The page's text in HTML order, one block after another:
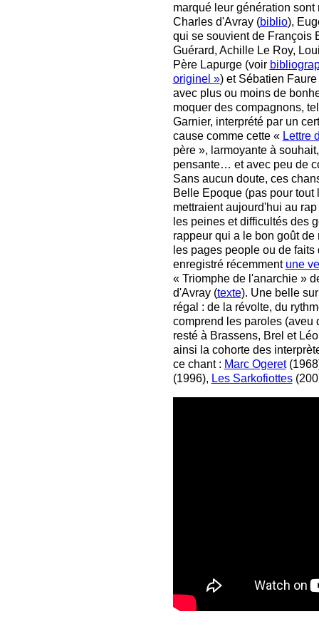
marqué leur génération
Charles d'Avray (biblio),
qui se souvient de François
Guérard, Achille Le Roy,
Père Lapurge (voir
originel ») et Sébatien Faure
avec plus ou moins de
moquer des compagnons,
Garnier, interprété par un
cause comme cette « Lettre
père », larmoyante à
pensante… et avec peu de
Sans aucun doute, ces
Belle Epoque (pas pour tout
mettraient aujourd'hui au
les peines et difficultés des
rappeur qui a le bon goût de
les pages people ou de faits
enregistré récemment une
« Triomphe de l'anarchie »
d'Avray (texte). Une belle
régal : de la révolte, du
comprend les paroles (aveu
resté à Brassens, Brel et
ainsi la cohorte des
ce chant : Marc Ogeret
(1996), Les Sarkofiottes